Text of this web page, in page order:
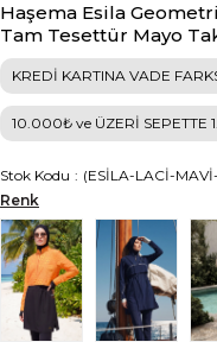
Haşema Esila
Tam Tesettür Mayo
KREDİ KARTINA VADE
10.000₺ ve ÜZERİ SEPETTE
Stok Kodu
(ESİLA-LACİ-
Renk